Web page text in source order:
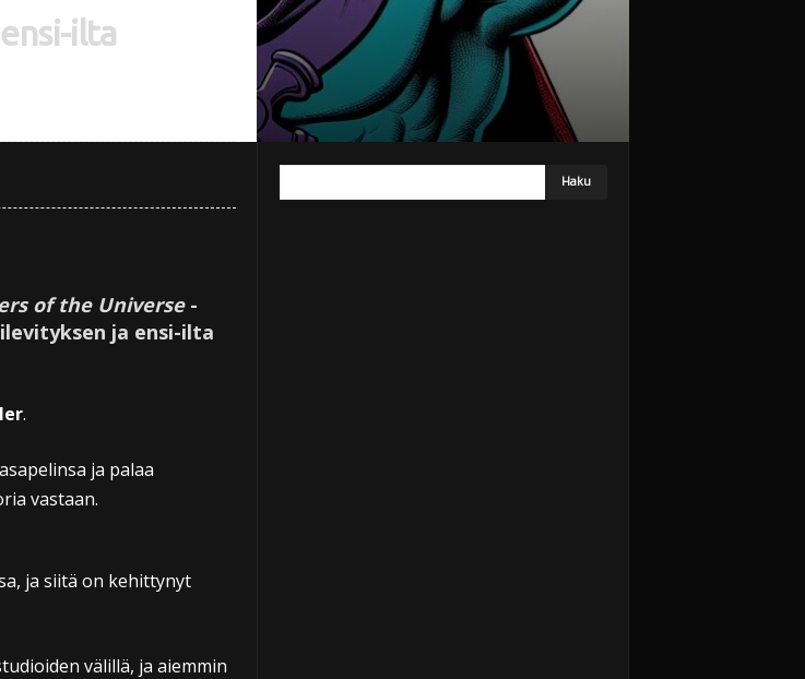
ilta
of the Universe-
ja ensi-ilta
.
ja palaa
vastaan.
ja siitä on kehittynyt
välillä, ja aiemmin